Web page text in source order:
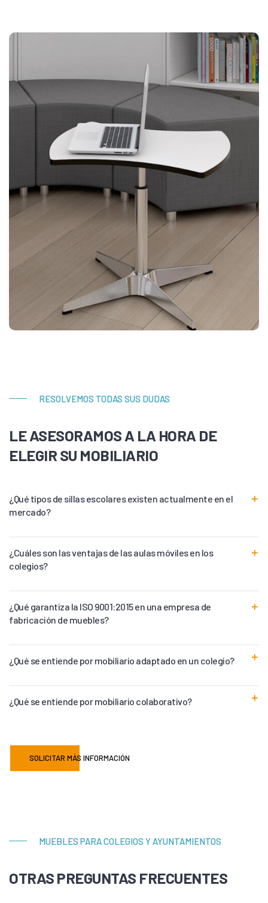
RESOLVEMOS TODAS SUS DUDAS
LE ASESORAMOS A LA HORA DE
ELEGIR SU MOBILIARIO
¿Qué tipos de sillas escolares existen actualmente en el
mercado?
¿Cuáles son las ventajas de las aulas móviles en los
colegios?
¿Qué garantiza la ISO 9001:2015 en una empresa de
fabricación de muebles?
¿Qué se entiende por mobiliario adaptado en un colegio?
¿Qué se entiende por mobiliario colaborativo?
SOLICITAR MÁS INFORMACIÓN
MUEBLES PARA COLEGIOS Y AYUNTAMIENTOS
OTRAS PREGUNTAS FRECUENTES